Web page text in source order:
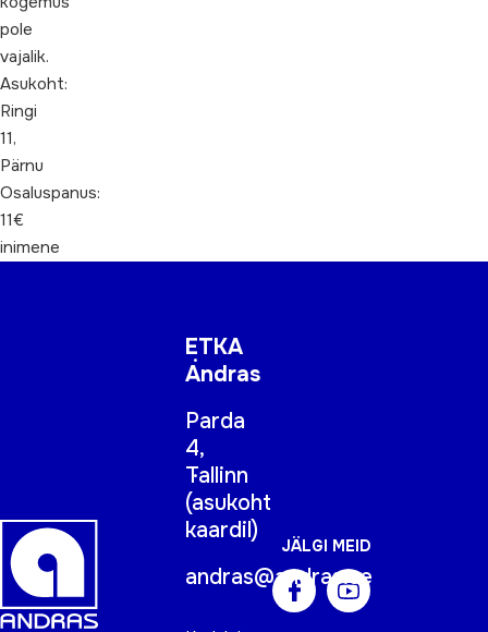
pole
vajalik.
Asukoht:
Ringi
11,
Pärnu
Osaluspanus:
11€
inimene
ETKA
Andras
Parda
4,
Tallinn
(asukoht
kaardil)
andras@andras.ee
JÄLGI MEID